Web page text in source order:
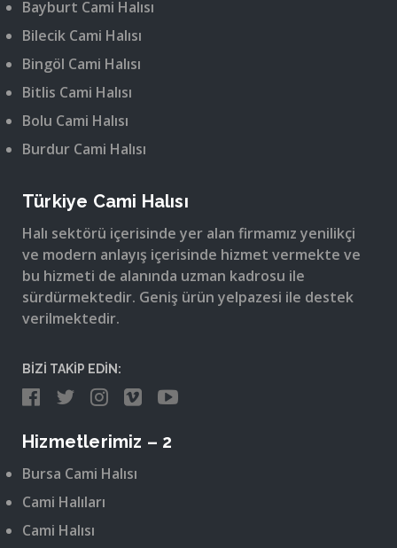
Bayburt Cami Halısı
Bilecik Cami Halısı
Bingöl Cami Halısı
Bitlis Cami Halısı
Bolu Cami Halısı
Burdur Cami Halısı
Türkiye Cami Halısı
Halı sektörü içerisinde yer alan firmamız yenilikçi
ve modern anlayış içerisinde hizmet vermekte ve
bu hizmeti de alanında uzman kadrosu ile
sürdürmektedir. Geniş ürün yelpazesi ile destek
verilmektedir.
BİZİ TAKİP EDİN:
Hizmetlerimiz – 2
Bursa Cami Halısı
Cami Halıları
Cami Halısı